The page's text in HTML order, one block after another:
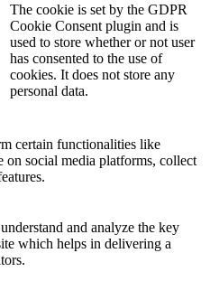
The cookie is set by the GDPR
Cookie Consent plugin and is
used to store whether or not user
has consented to the use of
cookies. It does not store any
personal data.
certain functionalities like
on social media platforms, collect
and analyze the key
which helps in delivering a